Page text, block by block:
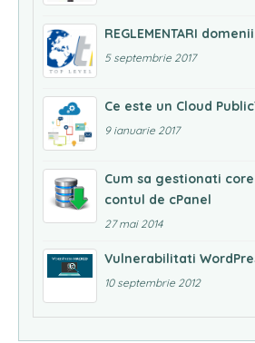
REGLEMENTARI
5 septembrie 2017
Ce este un Cloud
9 ianuarie 2017
Cum sa gestionati
contul de cPanel
27 mai 2014
Vulnerabilitati
10 septembrie 2012